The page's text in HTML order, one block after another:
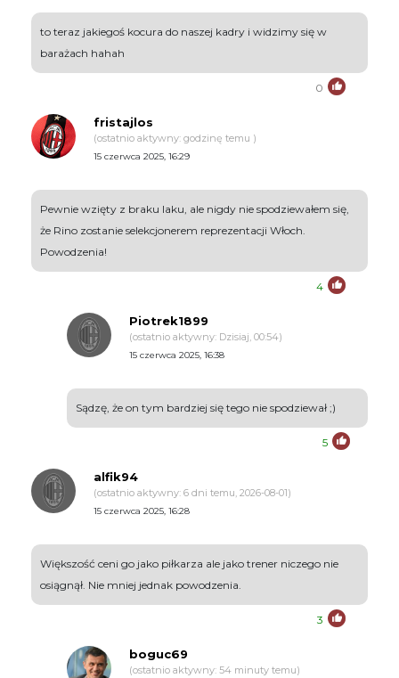
to teraz jakiegoś kocura do naszej kadry i widzimy się w
barażach hahah
0
fristajlos
(ostatnio aktywny: godzinę temu )
15 czerwca 2025, 16:29
Pewnie wzięty z braku laku, ale nigdy nie spodziewałem się,
że Rino zostanie selekcjonerem reprezentacji Włoch.
Powodzenia!
4
Piotrek1899
(ostatnio aktywny: Dzisiaj, 00:54)
15 czerwca 2025, 16:38
Sądzę, że on tym bardziej się tego nie spodziewał ;)
5
alfik94
(ostatnio aktywny: 6 dni temu, 2026-08-01)
15 czerwca 2025, 16:28
Większość ceni go jako piłkarza ale jako trener niczego nie
osiągnął. Nie mniej jednak powodzenia.
3
boguc69
(ostatnio aktywny: 54 minuty temu)